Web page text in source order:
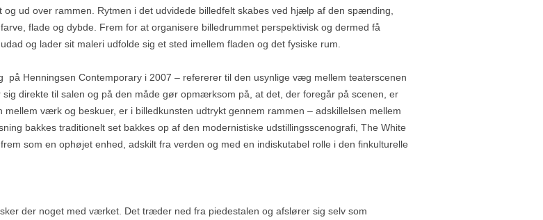
ud over rammen. Rytmen i det udvidede billedfelt skabes ved hjælp af den spænding,
flade og dybde. Frem for at organisere billedrummet perspektivisk og dermed få
og lader sit maleri udfolde sig et sted imellem fladen og det fysiske rum.
på Henningsen Contemporary i 2007 – refererer til den usynlige væg mellem teaterscenen
direkte til salen og på den måde gør opmærksom på, at det, der foregår på scenen, er
værk og beskuer, er i billedkunsten udtrykt gennem rammen – adskillelsen mellem
bakkes traditionelt set bakkes op af den modernistiske udstillingsscenografi, The White
som en ophøjet enhed, adskilt fra verden og med en indiskutabel rolle i den finkulturelle
der noget med værket. Det træder ned fra piedestalen og afslører sig selv som